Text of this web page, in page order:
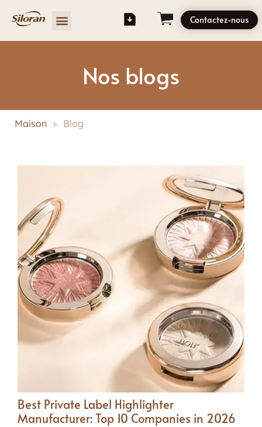
Contactez-nous
Nos blogs
Maison > Blog
Best Private Label Highlighter
Manufacturer: Top 10 Companies in 2026